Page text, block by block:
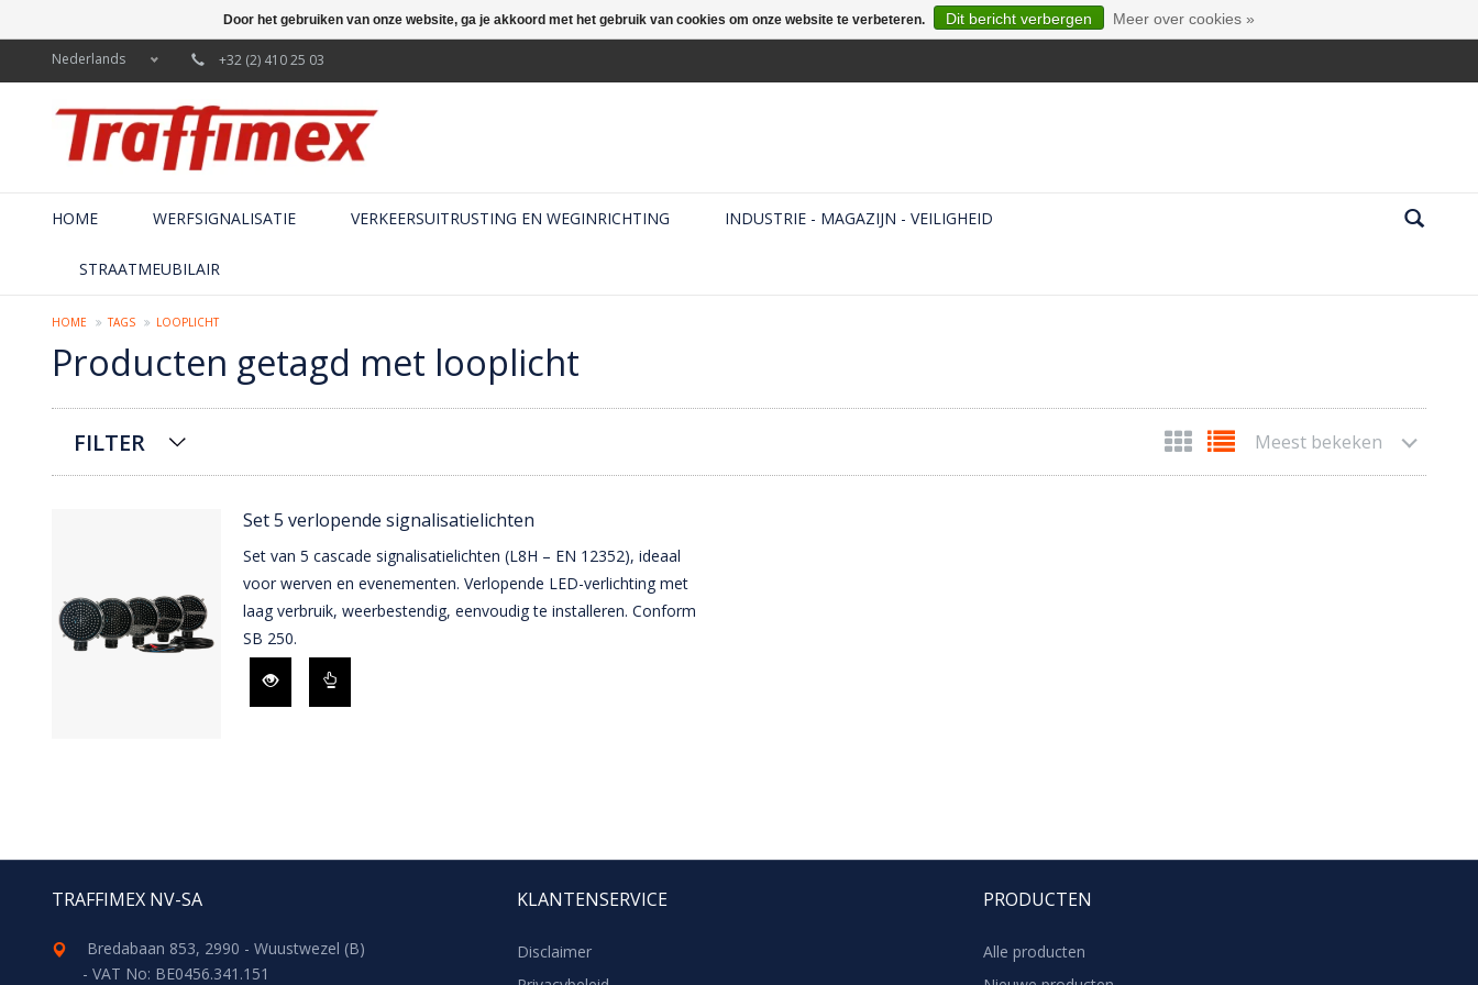
Nederlands +32 (2) 410 25 03
HOME WERFSIGNALISATIE VERKEERSUITRUSTING EN WEGINRICHTING INDUSTRIE - MAGAZIJN - VEILIGHEID
STRAATMEUBILAIR
HOME TAGS LOOPLICHT
Producten getagd met looplicht
FILTER Meest bekeken
Set 5 verlopende signalisatielichten
Set van 5 cascade signalisatielichten (L8H – EN 12352), ideaal
voor werven en evenementen. Verlopende LED-verlichting met
laag verbruik, weerbestendig, eenvoudig te installeren. Conform
SB 250.
TRAFFIMEX NV-SA
Bredabaan 853, 2990 - Wuustwezel (B)
- VAT No: BE0456.341.151
KLANTENSERVICE
Disclaimer
PRODUCTEN
Alle producten
Door het gebruiken van onze website, ga je akkoord met het gebruik van cookies om onze website te verbeteren. Dit bericht verbergen Meer over cookies »